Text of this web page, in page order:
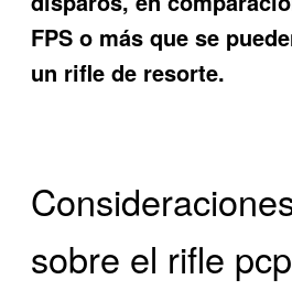
FPS o más que se
un rifle de resorte.
sobre el rifle